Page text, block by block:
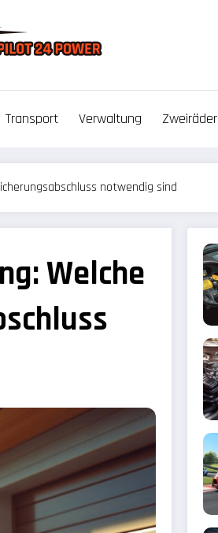
Transport Verwaltung Zweiräder
notwendig sind
Welche